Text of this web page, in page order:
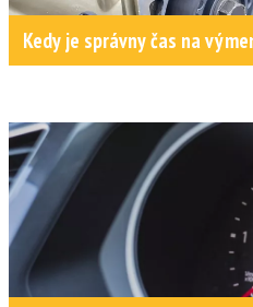
Kedy je správny čas na